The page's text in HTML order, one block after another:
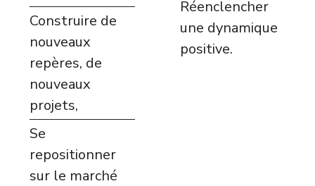
Construire de
nouveaux
repères, de
nouveaux
projets,
Se
repositionner
sur le marché
Réenclencher
une dynamique
positive.